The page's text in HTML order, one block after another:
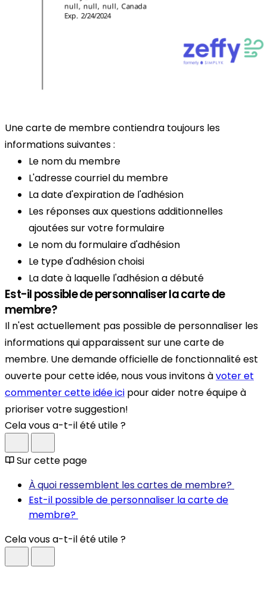
Une carte de membre contiendra toujours les
informations suivantes :
Le nom du membre
L'adresse courriel du membre
La date d'expiration de l'adhésion
Les réponses aux questions additionnelles
ajoutées sur votre formulaire
Le nom du formulaire d'adhésion
Le type d'adhésion choisi
La date à laquelle l'adhésion a débuté
Est-il possible de personnaliser la carte de
membre?
Il n'est actuellement pas possible de personnaliser les
informations qui apparaissent sur une carte de
membre. Une demande officielle de fonctionnalité est
ouverte pour cette idée, nous vous invitons àvoter et
commenter cette idée ici pour aider notre équipe à
prioriser votre suggestion!
Cela vous a-t-il été utile ?
Sur cette page
À quoi ressemblent les cartes de membre?
Est-il possible de personnaliser la carte de
membre?
Cela vous a-t-il été utile ?